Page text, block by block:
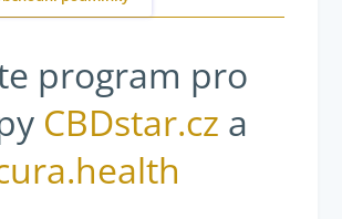
program pro
CBDstar.cz a